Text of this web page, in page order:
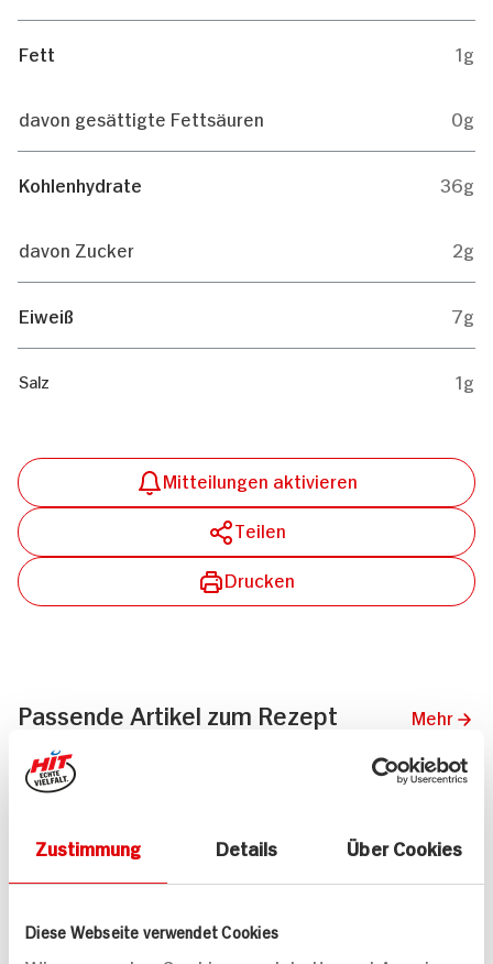
Zustimmung Details Über Cookies
Diese Webseite verwendet Cookies
Fett 1g
davon gesättigte Fettsäuren 0g
Kohlenhydrate 36g
davon Zucker 2g
Eiweiß 7g
Salz 1g
Mitteilungen aktivieren
Teilen
Drucken
Passende Artikel zum Rezept Mehr
6x7g Packung